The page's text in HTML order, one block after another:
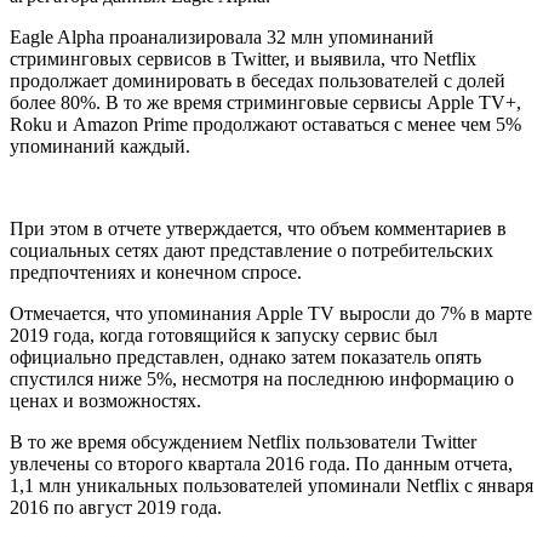
Eagle Alpha проанализировала 32 млн упоминаний
стриминговых сервисов в Twitter, и выявила, что Netflix
продолжает доминировать в беседах пользователей с долей
более 80%. В то же время стриминговые сервисы Apple TV+,
Roku и Amazon Prime продолжают оставаться с менее чем 5%
упоминаний каждый.
При этом в отчете утверждается, что объем комментариев в
социальных сетях дают представление о потребительских
предпочтениях и конечном спросе.
Отмечается, что упоминания Apple TV выросли до 7% в марте
2019 года, когда готовящийся к запуску сервис был
официально представлен, однако затем показатель опять
спустился ниже 5%, несмотря на последнюю информацию о
ценах и возможностях.
В то же время обсуждением Netflix пользователи Twitter
увлечены со второго квартала 2016 года. По данным отчета,
1,1 млн уникальных пользователей упоминали Netflix с января
2016 по август 2019 года.